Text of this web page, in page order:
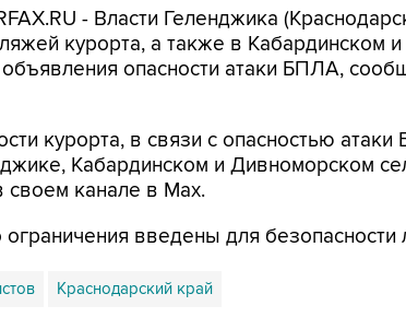
- Власти Геленджика
курорта, а также в Кабардинском
объявления опасности атаки БПЛА,
курорта, в связи с опасностью
Кабардинском и Дивноморском
своем канале в Max.
ограничения введены для
Краснодарский край